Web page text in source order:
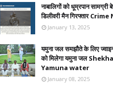
नाबालिगों को धूम्रपान
डिलीवरी मैन गिरफ्तार
January 13, 2025
यमुना जल समझौते के लिए
को मिलेगा यमुना जल
Yamuna water
January 08, 2025